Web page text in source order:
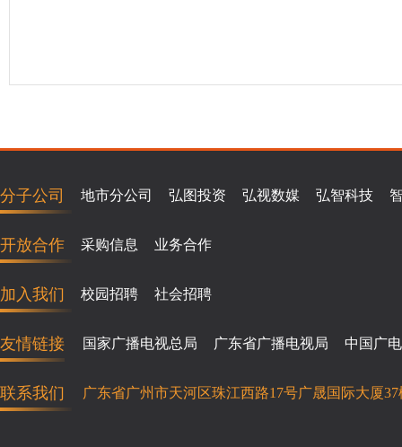
分子公司 地市分公司 弘图投资 弘视数媒 弘智科技
开放合作 采购信息 业务合作
加入我们 校园招聘 社会招聘
友情链接 国家广播电视总局 广东省广播电视局 中国广电
联系我们 广东省广州市天河区珠江西路17号广晟国际大厦37